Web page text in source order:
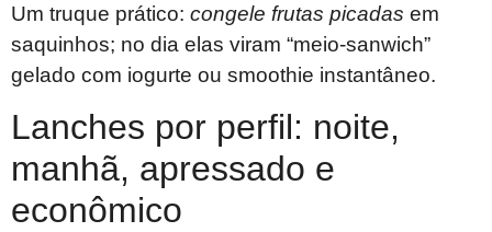
Um truque prático: congele frutas picadas em
saquinhos; no dia elas viram “meio-sanwich”
gelado com iogurte ou smoothie instantâneo.
Lanches por perfil: noite,
manhã, apressado e
econômico